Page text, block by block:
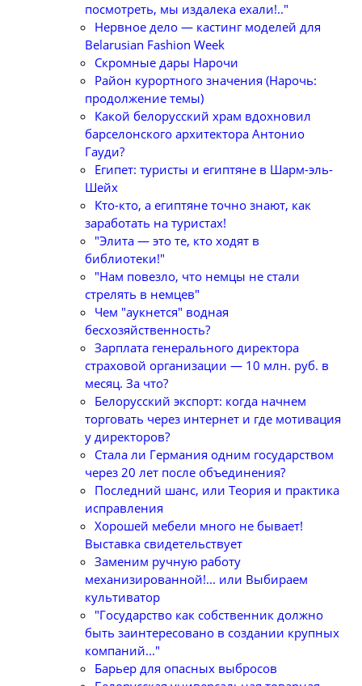
посмотреть, мы издалека ехали!.."
Нервное дело — кастинг моделей для
Belarusian Fashion Week
Скромные дары Нарочи
Район курортного значения (Нарочь:
продолжение темы)
Какой белорусский храм вдохновил
барселонского архитектора Антонио
Гауди?
Египет: туристы и египтяне в Шарм-эль-
Шейх
Кто-кто, а египтяне точно знают, как
заработать на туристах!
"Элита — это те, кто ходят в
библиотеки!"
"Нам повезло, что немцы не стали
стрелять в немцев"
Чем "аукнется" водная
бесхозяйственность?
Зарплата генерального директора
страховой организации — 10 млн. руб. в
месяц. За что?
Белорусский экспорт: когда начнем
торговать через интернет и где мотивация
у директоров?
Стала ли Германия одним государством
через 20 лет после объединения?
Последний шанс, или Теория и практика
исправления
Хорошей мебели много не бывает!
Выставка свидетельствует
Заменим ручную работу
механизированной!... или Выбираем
культиватор
"Государство как собственник должно
быть заинтересовано в создании крупных
компаний..."
Барьер для опасных выбросов